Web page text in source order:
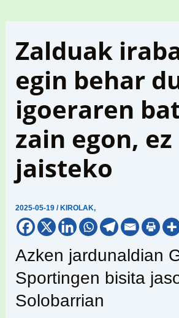
Zalduak
egin behar
igoeraren
zain egon, ez
jaisteko
2025-05-19/ KIROLAK,
Azken jardunaldian
Sportingen bisita
Solobarrian